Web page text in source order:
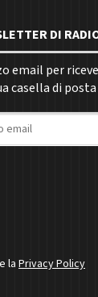
DI
email per
casella di
laPrivacy Policy